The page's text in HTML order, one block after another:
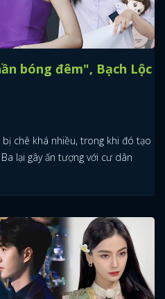
bóng đêm", Bạch Lộc
chê khá nhiều, trong khi đó tạo
lại gây ấn tượng với cư dân